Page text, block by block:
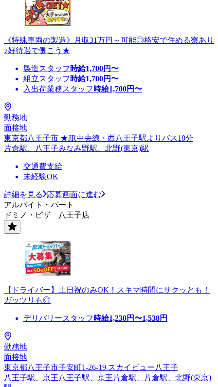
《特殊車両の製造》月収31万円～可能◎格安で住める寮あり
♪好待遇で働こう★
製造スタッフ 時給1,700円〜
組立スタッフ 時給1,700円〜
入出荷業務スタッフ 時給1,700円〜
勤務地
面接地
東京都八王子市 ★JR中央線・西八王子駅よりバス10分
片倉駅、八王子みなみ野駅、北野(東京)駅
交通費支給
未経験OK
詳細を見る
応募画面に進む
アルバイト・パート
ドミノ・ピザ 八王子店
【ドライバー】土日祝のみOK！スキマ時間にサクッとも！
ガッツリも◎
デリバリースタッフ 時給1,230円〜1,538円
勤務地
面接地
東京都八王子市子安町1-26-19 スカイビュー八王子
八王子駅、京王八王子駅、京王片倉駅、片倉駅、北野(東京)